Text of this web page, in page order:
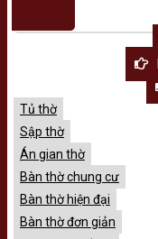
Tủ thờ
Sập thờ
Án gian thờ
Bàn thờ chung cư
Bàn thờ hiện đại
Bàn thờ đơn giản